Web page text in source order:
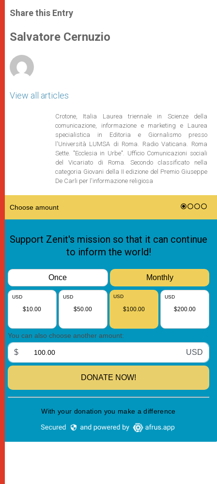
t
s
p
p
s
e
g
e
e
b
o
k
r
Share this Entry
Salvatore Cernuzio
View all articles
Crotone, Italia Laurea triennale in Scienze della
comunicazione, informazione e marketing e Laurea
specialistica in Editoria e Giornalismo presso
l'Università LUMSA di Roma. Radio Vaticana. Roma
Sette. "Ecclesia in Urbe". Ufficio Comunicazioni sociali
del Vicariato di Roma. Secondo classificato nella
categoria Giovani della II edizione del Premio Giuseppe
De Carli per l'informazione religiosa